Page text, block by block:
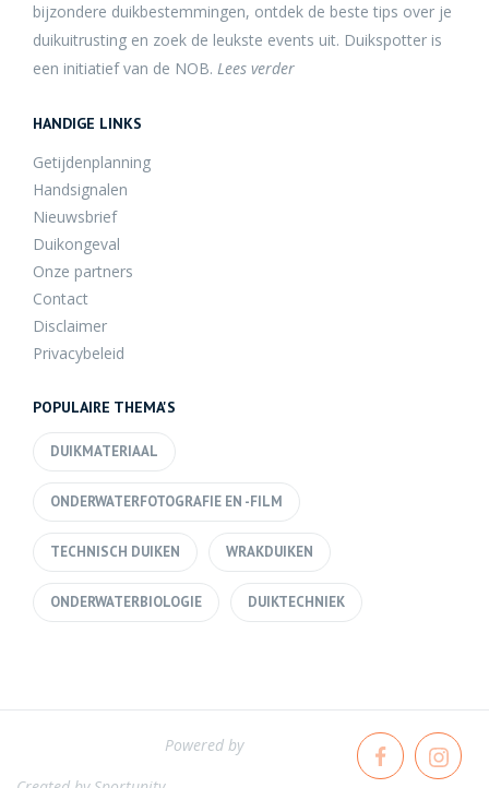
bijzondere duikbestemmingen, ontdek de beste tips over je
duikuitrusting en zoek de leukste events uit. Duikspotter is
een initiatief van de NOB. Lees verder
HANDIGE LINKS
Getijdenplanning
Handsignalen
Nieuwsbrief
Duikongeval
Onze partners
Contact
Disclaimer
Privacybeleid
POPULAIRE THEMA'S
DUIKMATERIAAL
ONDERWATERFOTOGRAFIE EN -FILM
TECHNISCH DUIKEN WRAKDUIKEN
ONDERWATERBIOLOGIE DUIKTECHNIEK
Powered by